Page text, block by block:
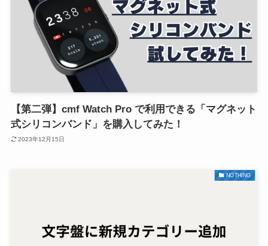
【第二弾】cmf Watch Pro で利用できる「マグネット
式シリコンバンド」を購入してみた！
2023年12月15日
NOTHING